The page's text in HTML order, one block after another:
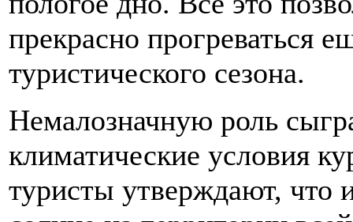
прекрасно прогреваться
туристического сезона.
Немалозначную роль
климатические условия
туристы утверждают, что